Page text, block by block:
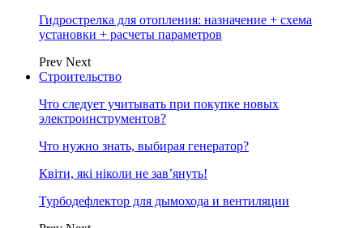
Гидрострелка для отопления: назначение + схема
установки + расчеты параметров
Prev Next
Строительство
Что следует учитывать при покупке новых
электроинструментов?
Что нужно знать, выбирая генератор?
Квіти, які ніколи не зав’януть!
Турбодефлектор для дымохода и вентиляции